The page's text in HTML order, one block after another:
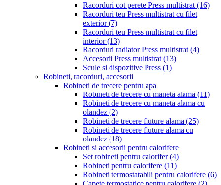
Racorduri cot perete Press multistrat (16)
Racorduri teu Press multistrat cu filet
exterior(7)
Racorduri teu Press multistrat cu filet
interior(13)
Racorduri radiator Press multistrat (4)
Accesorii Press multistrat (13)
Scule si dispozitive Press (1)
Robineti, racorduri, accesorii
Robineti de trecere pentru apa
Robineti de trecere cu maneta alama (11)
Robineti de trecere cu maneta alama cu
olandez (2)
Robineti de trecere fluture alama (25)
Robineti de trecere fluture alama cu
olandez (18)
Robineti si accesorii pentru calorifere
Set robineti pentru calorifer(4)
Robineti pentru calorifere (11)
Robineti termostatabili pentru calorifere (6)
Capete termostatice pentru calorifere (2)